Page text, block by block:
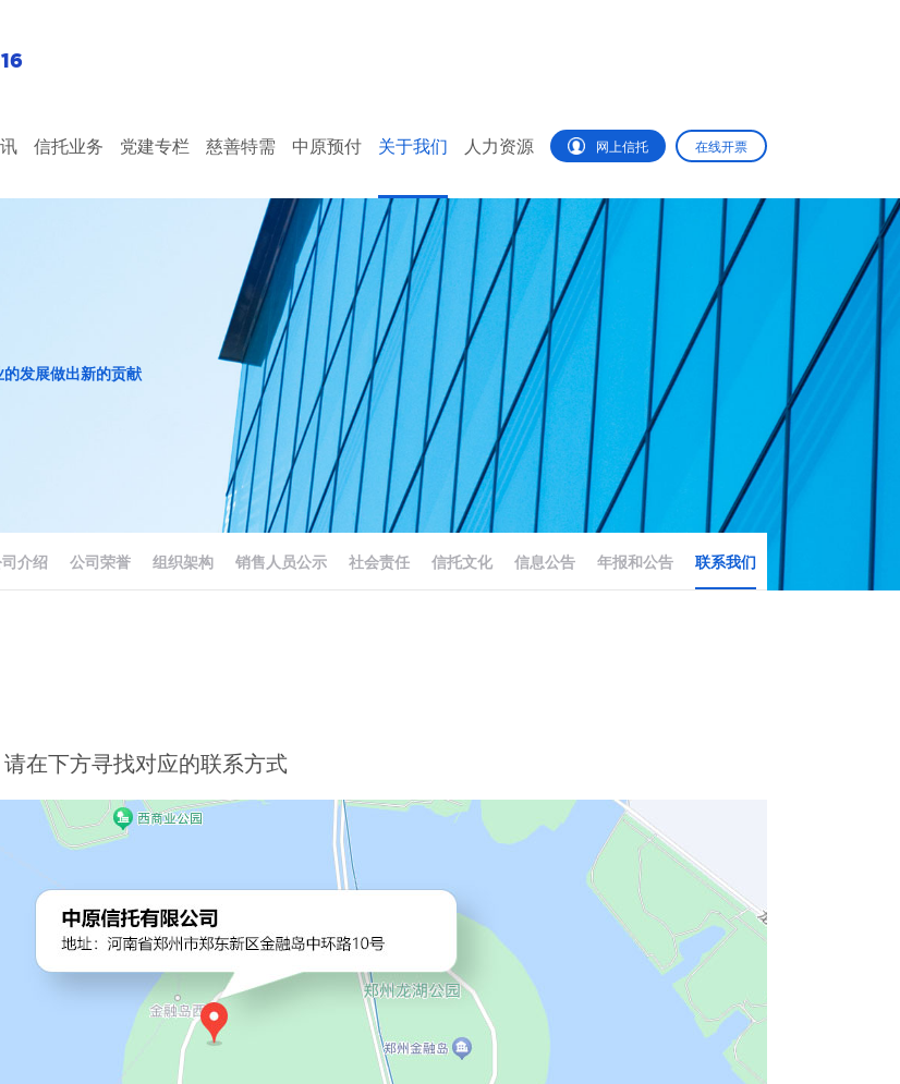
信托业务 党建专栏 慈善特需 中原预付 关于我们 人力资源 网上信托 在线开票
发展做出新的贡献
介绍 公司荣誉 组织架构 销售人员公示 社会责任 信托文化 信息公告 年报和公告 联系我们
在下方寻找对应的联系方式